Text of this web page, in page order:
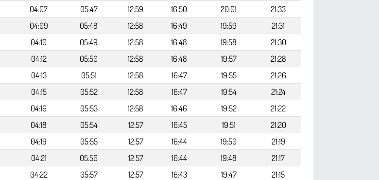
04:07 05:47 12:59 16:50 20:01
21:33
04:09 05:48 12:58 16:49 19:59
21:31
04:10 05:49 12:58 16:48 19:58
21:30
04:12 05:50 12:58 16:48 19:57
21:28
04:13 05:51 12:58 16:47 19:55
21:26
04:15 05:52 12:58 16:47 19:54
21:24
04:16 05:53 12:58 16:46 19:52
21:22
04:18 05:54 12:57 16:45 19:51
21:20
04:19 05:55 12:57 16:44 19:50
21:19
04:21 05:56 12:57 16:44 19:48
21:17
04:22 05:57 12:57 16:43 19:47
21:15